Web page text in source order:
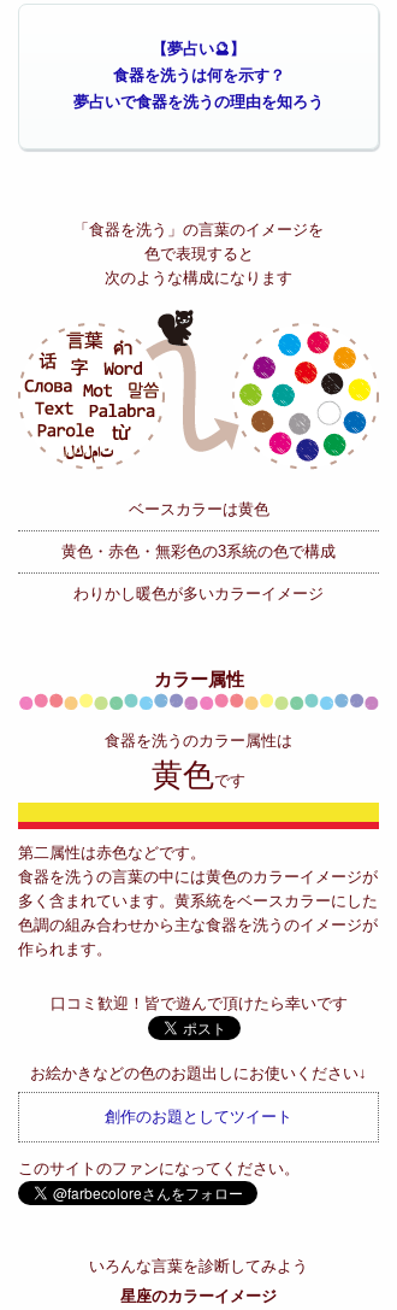
【夢占い🔮】
食器を洗うは何を示す？
夢占いで食器を洗うの理由を知ろう
「食器を洗う」の言葉のイメージを
色で表現すると
次のような構成になります
ベースカラーは黄色
黄色・赤色・無彩色の3系統の色で構成
わりかし暖色が多いカラーイメージ
カラー属性
食器を洗うのカラー属性は
黄色です
第二属性は赤色などです。
食器を洗うの言葉の中には黄色のカラーイメージが
多く含まれています。黄系統をベースカラーにした
色調の組み合わせから主な食器を洗うのイメージが
作られます。
口コミ歓迎！皆で遊んで頂けたら幸いです
お絵かきなどの色のお題出しにお使いください↓
創作のお題としてツイート
このサイトのファンになってください。
いろんな言葉を診断してみよう
星座のカラーイメージ